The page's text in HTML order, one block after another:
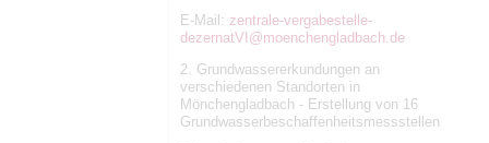
E-Mail: zentrale-vergabestelle-
dezernatVI@moenchengladbach.de
2. Grundwassererkundungen an
verschiedenen Standorten in
Mönchengladbach - Erstellung von 16
Grundwasserbeschaffenheitsmessstellen